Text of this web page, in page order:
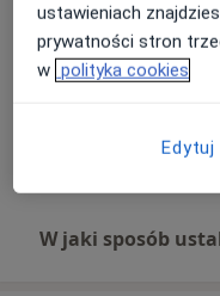
Konsultacja
330 zł Szczegóły
Szczegóły
W jaki sposób
ustawieniach
prywatności stron
w polityka cookies